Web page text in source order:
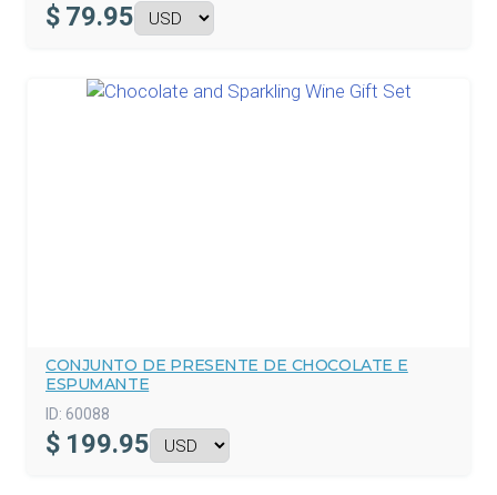
$ 79.95
CONJUNTO DE PRESENTE DE CHOCOLATE E
ESPUMANTE
ID: 60088
$ 199.95